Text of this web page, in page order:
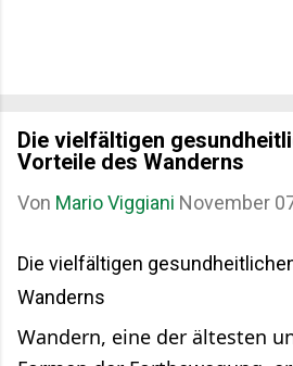
Die vielfältigen
Vorteile des Wanderns
Von Mario Viggiani November
Die vielfältigen
Wanderns
Wandern, eine der ältesten